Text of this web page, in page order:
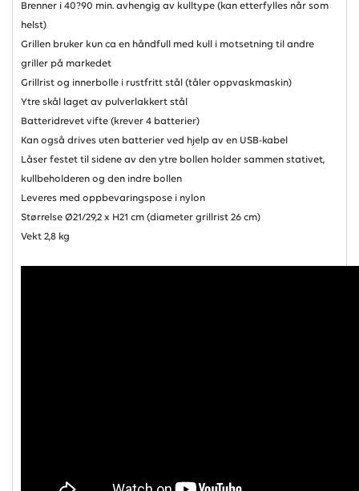
Brenner i 40?90 min. avhengig av kulltype (kan etterfylles når som
helst)
Grillen bruker kun ca en håndfull med kull i motsetning til andre
griller på markedet
Grillrist og innerbolle i rustfritt stål (tåler oppvaskmaskin)
Ytre skål laget av pulverlakkert stål
Batteridrevet vifte (krever 4 batterier)
Kan også drives uten batterier ved hjelp av en USB-kabel
Låser festet til sidene av den ytre bollen holder sammen stativet,
kullbeholderen og den indre bollen
Leveres med oppbevaringspose i nylon
Størrelse Ø21/29,2 x H21 cm (diameter grillrist 26 cm)
Vekt 2,8 kg